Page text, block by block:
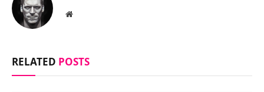
Website
RELATED POSTS